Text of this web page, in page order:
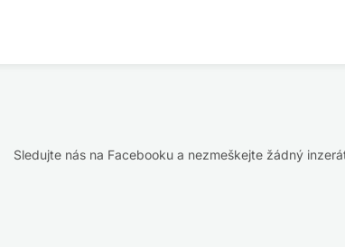
Sledujte nás na Facebooku a nezmeškejte žádný